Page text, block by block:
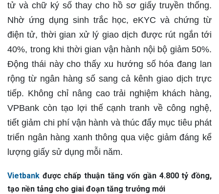
tử và chữ ký số thay cho hồ sơ giấy truyền thống.
Nhờ ứng dụng sinh trắc học, eKYC và chứng từ
điện tử, thời gian xử lý giao dịch được rút ngắn tới
40%, trong khi thời gian vận hành nội bộ giảm 50%.
Động thái này cho thấy xu hướng số hóa đang lan
rộng từ ngân hàng số sang cả kênh giao dịch trực
tiếp. Không chỉ nâng cao trải nghiệm khách hàng,
VPBank còn tạo lợi thế cạnh tranh về công nghệ,
tiết giảm chi phí vận hành và thúc đẩy mục tiêu phát
triển ngân hàng xanh thông qua việc giảm đáng kể
lượng giấy sử dụng mỗi năm.
Vietbank được chấp thuận tăng vốn gần 4.800 tỷ đồng,
tạo nền tảng cho giai đoạn tăng trưởng mới